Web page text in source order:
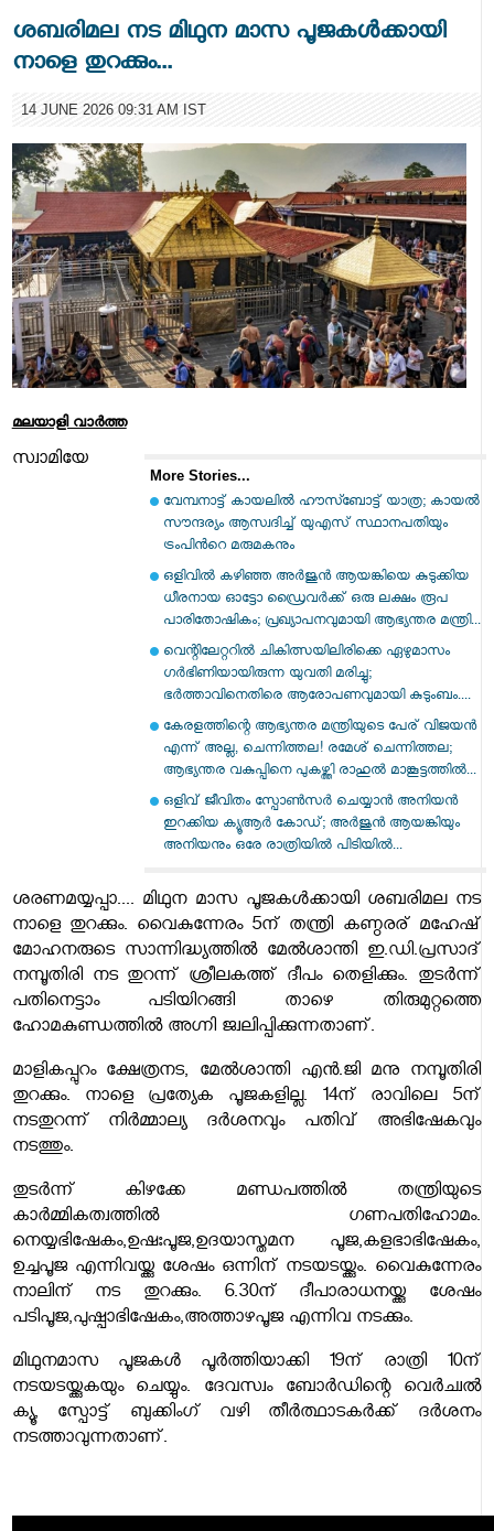
ശബരിമല നട മിഥുന മാസ പൂജകൾക്കായി
നാളെ തുറക്കും...
14 JUNE 2026 09:31 AM IST
മലയാളി വാര്‍ത്ത
More Stories...
വേമ്പനാട്ട് കായലില്‍ ഹൗസ്ബോട്ട് യാത്ര; കായല്‍
സൗന്ദര്യം ആസ്വദിച്ച് യുഎസ് സ്ഥാനപതിയും
ട്രംപിന്‍റെ മരുമകനും
ഒളിവിൽ കഴിഞ്ഞ അർജുൻ ആയങ്കിയെ കുടുക്കിയ
ധീരനായ ഓട്ടോ ഡ്രൈവർക്ക് ഒരു ലക്ഷം രൂപ
പാരിതോഷികം; പ്രഖ്യാപനവുമായി ആഭ്യന്തര മന്ത്രി...
വെന്റിലേറ്ററിൽ ചികിത്സയിലിരിക്കെ ഏഴുമാസം
ഗർഭിണിയായിരുന്ന യുവതി മരിച്ചു;
ഭർത്താവിനെതിരെ ആരോപണവുമായി കുടുംബം....
കേരളത്തിന്റെ ആഭ്യന്തര മന്ത്രിയുടെ പേര് വിജയൻ
എന്ന് അല്ല, ചെന്നിത്തല! രമേശ് ചെന്നിത്തല;
ആഭ്യന്തര വകുപ്പിനെ പുകഴ്ത്തി രാഹുൽ മാങ്കൂട്ടത്തിൽ...
ഒളിവ് ജീവിതം സ്പോൺസർ ചെയ്യാൻ അനിയൻ
ഇറക്കിയ ക്യൂആർ കോഡ്; അർജുൻ ആയങ്കിയും
അനിയനും ഒരേ രാത്രിയിൽ പിടിയിൽ...
സ്വാമിയേ
ശരണമയ്യപ്പാ.... മിഥുന മാസ പൂജകൾക്കായി ശബരിമല നട
നാളെ തുറക്കും. വൈകുന്നേരം 5ന് തന്ത്രി കണ്ഠരര് മഹേഷ്
മോഹനരുടെ സാന്നിദ്ധ്യത്തിൽ മേൽശാന്തി ഇ.ഡി.പ്രസാദ്
നമ്പൂതിരി നട തുറന്ന് ശ്രീലകത്ത് ദീപം തെളിക്കും. തുടർന്ന്
പതിനെട്ടാം പടിയിറങ്ങി താഴെ തിരുമുറ്റത്തെ
ഹോമകുണ്ഡത്തിൽ അഗ്നി ജ്വലിപ്പിക്കുന്നതാണ്.
മാളികപ്പുറം ക്ഷേത്രനട,​ മേൽശാന്തി എൻ.ജി മനു നമ്പൂതിരി
തുറക്കും. നാളെ പ്രത്യേക പൂജകളില്ല. 14ന് രാവിലെ 5ന്
നടതുറന്ന് നിർമ്മാല്യ ദർശനവും പതിവ് അഭിഷേകവും
നടത്തും.
തുടർന്ന് കിഴക്കേ മണ്ഡപത്തിൽ തന്ത്രിയുടെ
കാർമ്മികത്വത്തിൽ ഗണപതിഹോമം.
നെയ്യഭിഷേകം,ഉഷഃപൂജ,ഉദയാസ്തമന പൂജ,കളഭാഭിഷേകം,
ഉച്ചപൂജ എന്നിവയ്ക്കു ശേഷം ഒന്നിന് നടയടയ്ക്കും. വൈകുന്നേരം
നാലിന് നട തുറക്കും. 6.30ന് ദീപാരാധനയ്ക്കു ശേഷം
പടിപൂജ,പുഷ്പാഭിഷേകം,അത്താഴപൂജ എന്നിവ നടക്കും.
മിഥുനമാസ പൂജകൾ പൂർത്തിയാക്കി 19ന് രാത്രി 10ന്
നടയടയ്ക്കുകയും ചെയ്യും. ദേവസ്വം ബോർഡിന്റെ വെർച്വൽ
ക്യൂ, സ്പോട്ട് ബുക്കിംഗ് വഴി തീർത്ഥാടകർക്ക് ദർശനം
നടത്താവുന്നതാണ്.